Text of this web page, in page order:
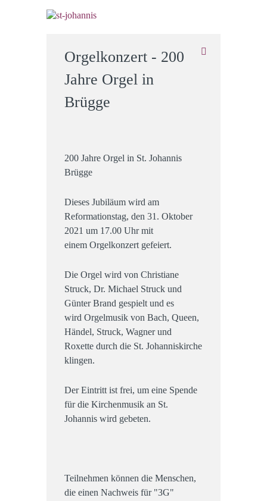
Orgelkonzert - 200
Jahre Orgel in
Brügge
200 Jahre Orgel in St. Johannis
Brügge
Dieses Jubiläum wird am
Reformationstag, den 31. Oktober
2021 um 17.00 Uhr mit
einem Orgelkonzert gefeiert.
Die Orgel wird von Christiane
Struck, Dr. Michael Struck und
Günter Brand gespielt und es
wird Orgelmusik von Bach, Queen,
Händel, Struck, Wagner und
Roxette durch die St. Johanniskirche
klingen.
Der Eintritt ist frei, um eine Spende
für die Kirchenmusik an St.
Johannis wird gebeten.
Teilnehmen können die Menschen,
die einen Nachweis für "3G"